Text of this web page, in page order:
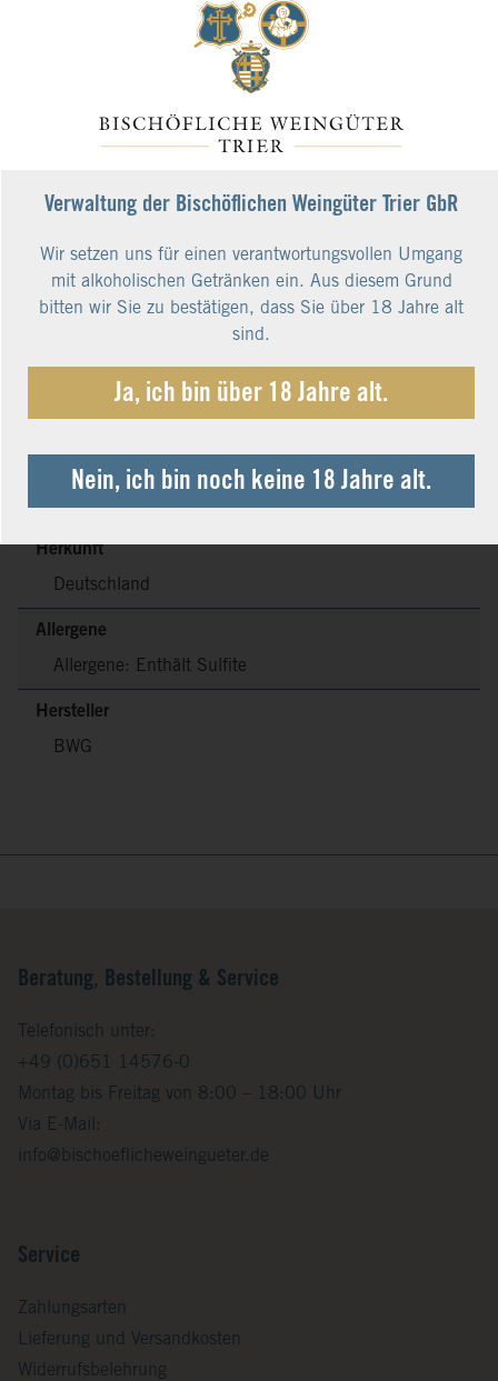
RZ: 14,2 g/l, SR: 7,6 g/l, Alk: 11,0% vol.
Kabinett 2024
Kabinett fruchtig
RZ: 44,6 g/l, SR: 9,3 g/l, Alk: 7,5% vol.
Spätlese fruchtig
Herkunft
Deutschland
Allergene
Allergene: Enthält Sulfite
Hersteller
BWG
Beratung, Bestellung & Service
Telefonisch unter:
+49 (0)651 14576-0
Montag bis Freitag von 8:00 – 18:00 Uhr
Via E-Mail:
info@bischoeflicheweingueter.de
Service
Zahlungsarten
Lieferung und Versandkosten
Widerrufsbelehrung
Verwaltung der Bischöflichen Weingüter Trier GbR
Wir setzen uns für einen verantwortungsvollen Umgang
mit alkoholischen Getränken ein. Aus diesem Grund
bitten wir Sie zu bestätigen, dass Sie über 18 Jahre alt
sind.
Ja, ich bin über 18 Jahre alt.
Nein, ich bin noch keine 18 Jahre alt.